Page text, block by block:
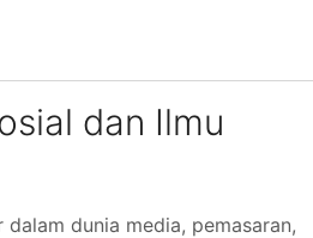
dan Ilmu
dunia media, pemasaran,